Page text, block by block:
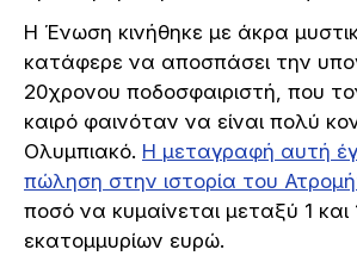
Η Ένωση κινήθηκε με άκρα
κατάφερε να αποσπάσει την
20χρονου ποδοσφαιριστή, που
καιρό φαινόταν να είναι πολύ
Ολυμπιακό. Η μεταγραφή αυτή
πώληση στην ιστορία του
ποσό να κυμαίνεται μεταξύ 1 και
εκατομμυρίων ευρώ.